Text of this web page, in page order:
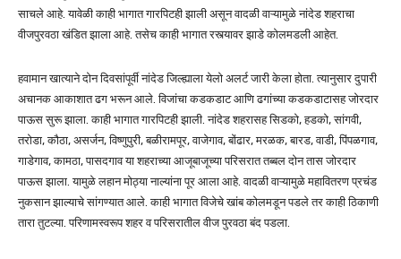
साचले आहे. यावेळी काही भागात गारपिटही झाली असून वादळी वाऱ्यामुळे नांदेड शहराचा
वीजपुरवठा खंडित झाला आहे. तसेच काही भागात रस्त्यावर झाडे कोलमडली आहेत.
हवामान खात्याने दोन दिवसांपूर्वी नांदेड जिल्ह्याला येलो अलर्ट जारी केला होता. त्यानुसार दुपारी
अचानक आकाशात ढग भरून आले. विजांचा कडकडाट आणि ढगांच्या कडकडाटासह जोरदार
पाऊस सुरू झाला. काही भागात गारपिटही झाली. नांदेड शहरासह सिडको, हडको, सांगवी,
तरोडा, कौठा, असर्जन, विष्णुपुरी, बळीरामपूर, वाजेगाव, बोंढार, मरळक, बारड, वाडी, पिंपळगाव,
गाडेगाव, कामठा, पासदगाव या शहराच्या आजूबाजूच्या परिसरात तब्बल दोन तास जोरदार
पाऊस झाला. यामुळे लहान मोठ्या नाल्यांना पूर आला आहे. वादळी वाऱ्यामुळे महावितरण प्रचंड
नुकसान झाल्याचे सांगण्यात आले. काही भागात विजेचे खांब कोलमडून पडले तर काही ठिकाणी
तारा तुटल्या. परिणामस्वरूप शहर व परिसरातील वीज पुरवठा बंद पडला.